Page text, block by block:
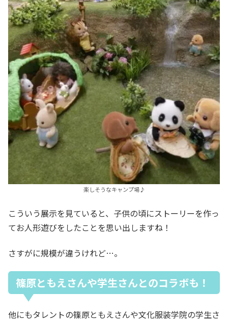
楽しそうなキャンプ場♪
こういう展示を見ていると、子供の頃にストーリーを作っ
てお人形遊びをしたことを思い出しますね！
さすがに規模が違うけれど…。
篠原ともえさんや学生さんとのコラボも！
他にもタレントの篠原ともえさんや文化服装学院の学生さ